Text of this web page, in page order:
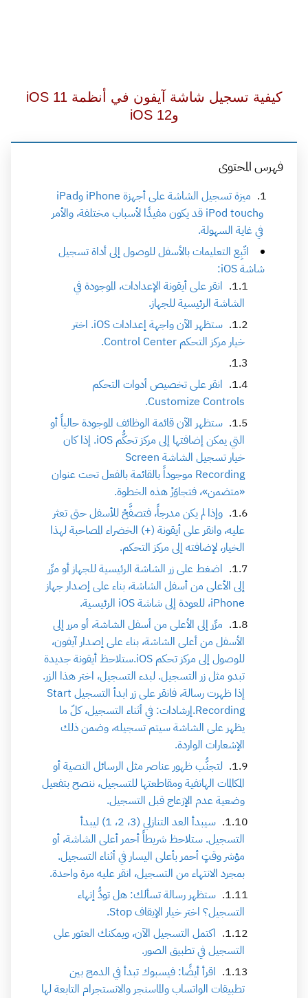
كيفية تسجيل شاشة آيفون في أنظمة iOS 11
وiOS 12
فهرس المحتوى
ميزة تسجيل الشاشة على أجهزة iPhone وiPad
وiPod touch قد يكون مفيدًا لأسباب مختلفة، والأمر
في غاية السهولة.
اتّبِع التعليمات بالأسفل للوصول إلى أداة تسجيل
شاشة iOS:
انقر على أيقونة الإعدادات، الموجودة في
الشاشة الرئيسية للجهاز.
ستظهر الآن واجهة إعدادات iOS. اختر
خيار مركز التحكم Control Center.
انقر على تخصيص أدوات التحكم
Customize Controls.
ستظهر الآن قائمة الوظائف الموجودة حالياً أو
التي يمكن إضافتها إلى مركز تحكُّم iOS. إذا كان
خيار تسجيل الشاشة Screen
Recording موجوداً بالقائمة بالفعل تحت عنوان
«متضمن»، فتجاوَزْ هذه الخطوة.
وإذا لم يكن مدرجاً، فتصفَّحْ للأسفل حتى تعثر
عليه، وانقر على أيقونة (+) الخضراء المصاحبة لهذا
الخيار، لإضافته إلى مركز التحكم.
اضغط على زر الشاشة الرئيسية للجهاز أو مرِّر
إلى الأعلى من أسفل الشاشة، بناء على إصدار جهاز
iPhone، للعودة إلى شاشة iOS الرئيسية.
مرِّر إلى الأعلى من أسفل الشاشة، أو مرر إلى
الأسفل من أعلى الشاشة، بناء على إصدار آيفون،
للوصول إلى مركز تحكم iOS.ستلاحظ أيقونة جديدة
تبدو مثل زر التسجيل. لبدء التسجيل، اختر هذا الزر.
إذا ظهرت رسالة، فانقر على زر ابدأ التسجيل Start
Recording.إرشادات: في أثناء التسجيل، كلّ ما
يظهر على الشاشة سيتم تسجيله، وضمن ذلك
الإشعارات الواردة.
لتجنُّب ظهور عناصر مثل الرسائل النصية أو
المكالمات الهاتفية ومقاطعتها للتسجيل، ننصح بتفعيل
وضعية عدم الإزعاج قبل التسجيل.
سيبدأ العد التنازلي (3، 2، 1) ليبدأ
التسجيل. ستلاحظ شريطاً أحمر أعلى الشاشة، أو
مؤشر وقتٍ أحمر بأعلى اليسار في أثناء التسجيل.
بمجرد الانتهاء من التسجيل، انقر عليه مرة واحدة.
ستظهر رسالة تسألك: هل تودُّ إنهاء
التسجيل؟ اختر خيار الإيقاف Stop.
اكتمل التسجيل الآن، ويمكنك العثور على
التسجيل في تطبيق الصور.
اقرأ أيضًا: فيسبوك تبدأ في الدمج بين
تطبيقات الواتساب والماسنجر والانستجرام التابعة لها